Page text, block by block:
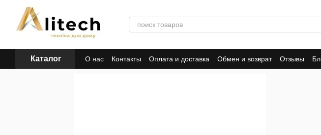
Перейти к основному контенту
Каталог О нас Контакты Оплата и доставка Обмен и возврат Отзывы